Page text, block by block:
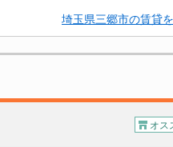
埼玉県三郷市の賃貸
オス